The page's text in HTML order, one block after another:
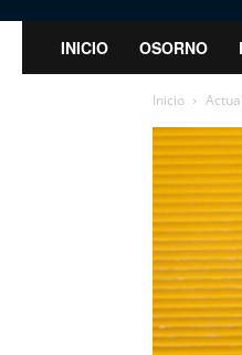
INICIO OSORNO
Inicio